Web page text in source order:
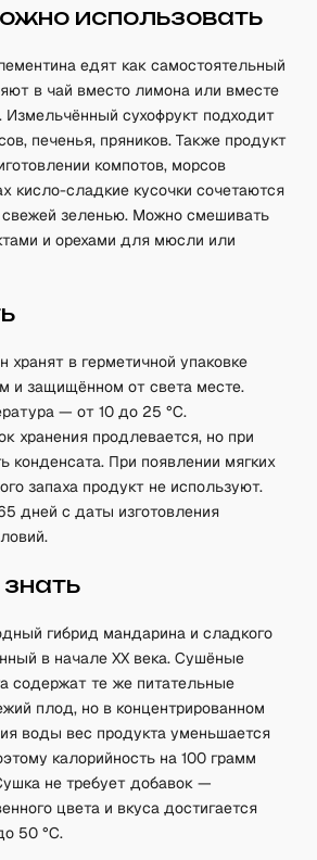
использовать
едят как самостоятельный
в чай вместо лимона или вместе
Измельчённый сухофрукт подходит
печенья, пряников. Также продукт
компотов, морсов
кисло-сладкие кусочки сочетаются
зеленью. Можно смешивать
и орехами для мюсли или
в герметичной упаковке
и защищённом от света месте.
— от 10 до 25 °С.
хранения продлевается, но при
конденсата. При появлении мягких
запаха продукт не используют.
дней с даты изготовления
гибрид мандарина и сладкого
в начале XX века. Сушёные
содержат те же питательные
плод, но в концентрированном
воды вес продукта уменьшается
калорийность на 100 грамм
не требует добавок —
цвета и вкуса достигается
50 °С.